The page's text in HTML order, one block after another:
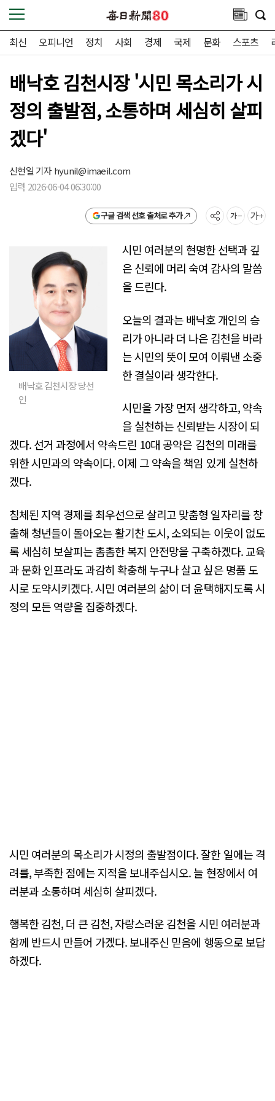
최신 오피니언 정치 사회 경제 국제 문화 스포츠
배낙호 김천시장 '시민 목소리가 시
정의 출발점, 소통하며 세심히 살피
겠다'
신현일 기자hyunil@imaeil.com
입력 2026-06-04 06:30:00
구글 검색 선호 출처로 추가
배낙호 김천시장 당선
인
시민 여러분의 현명한 선택과 깊
은 신뢰에 머리 숙여 감사의 말씀
을 드린다.
오늘의 결과는 배낙호 개인의 승
리가 아니라 더 나은 김천을 바라
는 시민의 뜻이 모여 이뤄낸 소중
한 결실이라 생각한다.
시민을 가장 먼저 생각하고, 약속
을 실천하는 신뢰받는 시장이 되
겠다. 선거 과정에서 약속드린 10대 공약은 김천의 미래를
위한 시민과의 약속이다. 이제 그 약속을 책임 있게 실천하
겠다.
침체된 지역 경제를 최우선으로 살리고 맞춤형 일자리를 창
출해 청년들이 돌아오는 활기찬 도시, 소외되는 이웃이 없도
록 세심히 보살피는 촘촘한 복지 안전망을 구축하겠다. 교육
과 문화 인프라도 과감히 확충해 누구나 살고 싶은 명품 도
시로 도약시키겠다. 시민 여러분의 삶이 더 윤택해지도록 시
정의 모든 역량을 집중하겠다.
시민 여러분의 목소리가 시정의 출발점이다. 잘한 일에는 격
려를, 부족한 점에는 지적을 보내주십시오. 늘 현장에서 여
러분과 소통하며 세심히 살피겠다.
행복한 김천, 더 큰 김천, 자랑스러운 김천을 시민 여러분과
함께 반드시 만들어 가겠다. 보내주신 믿음에 행동으로 보답
하겠다.